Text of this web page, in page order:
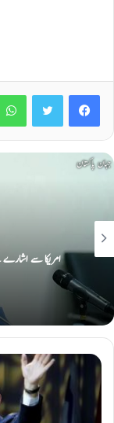
Facebook
امریکا سے اشارے